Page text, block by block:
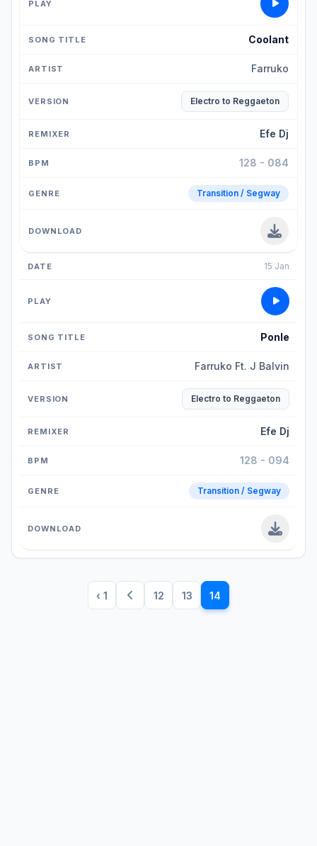
Coolant
Farruko
Electro to Reggaeton
Efe Dj
128 - 084
Transition / Segway
15 Jan
Ponle
Farruko Ft. J Balvin
Electro to Reggaeton
Efe Dj
128 - 094
Transition / Segway
‹ 1 12 13 14